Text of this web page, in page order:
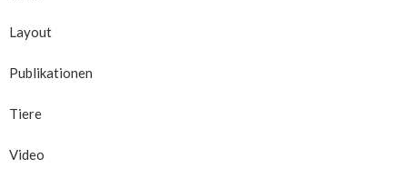
Layout
Publikationen
Tiere
Video